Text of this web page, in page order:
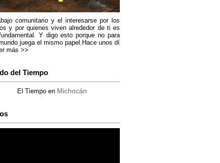
comunitario y el interesarse por los
y por quienes viven alrededor de ti es
Y digo esto porque no para
juega el mismo papel.Hace unos dí
más >>
del Tiempo
El Tiempo en Michocán